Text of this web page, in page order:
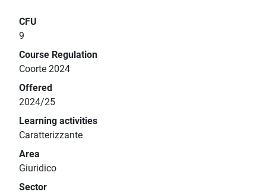
CFU
9
Course Regulation
Coorte 2024
Offered
2024/25
Learning activities
Caratterizzante
Area
Giuridico
Sector